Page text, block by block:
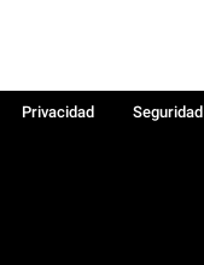
Privacidad Seguridad